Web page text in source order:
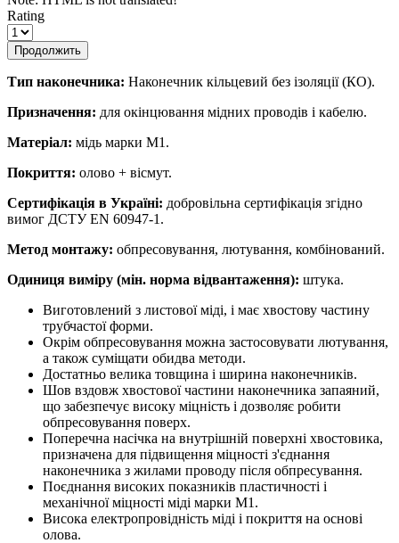
Rating
Продолжить
Тип наконечника: Наконечник кільцевий без ізоляції (КО).
Призначення: для окінцювання мідних проводів і кабелю.
Матеріал: мідь марки М1.
Покриття: олово + вісмут.
Сертифікація в Україні: добровільна сертифікація згідно
вимог ДСТУ EN 60947-1.
Метод монтажу: обпресовування, лютування, комбінований.
Одиниця виміру (мін. норма відвантаження): штука.
Виготовлений з листової міді, і має хвостову частину
трубчастої форми.
Окрім обпресовування можна застосовувати лютування,
а також суміщати обидва методи.
Достатньо велика товщина і ширина наконечників.
Шов вздовж хвостової частини наконечника запаяний,
що забезпечує високу міцність і дозволяє робити
обпресовування поверх.
Поперечна насічка на внутрішній поверхні хвостовика,
призначена для підвищення міцності з'єднання
наконечника з жилами проводу після обпресування.
Поєднання високих показників пластичності і
механічної міцності міді марки М1.
Висока електропровідність міді і покриття на основі
олова.